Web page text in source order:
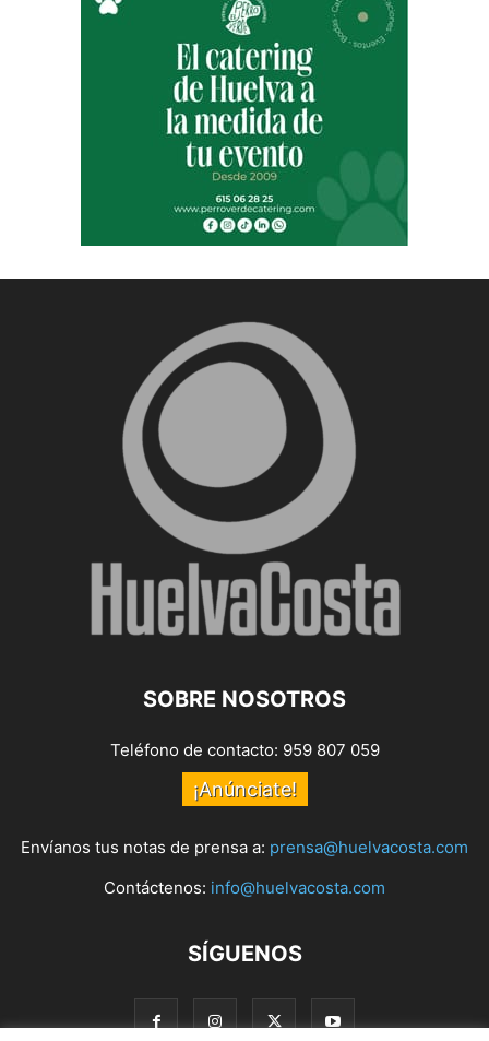
SOBRE NOSOTROS
Teléfono de contacto: 959 807 059
¡Anúnciate!
Envíanos tus notas de prensa a: prensa@huelvacosta.com
Contáctenos: info@huelvacosta.com
SÍGUENOS